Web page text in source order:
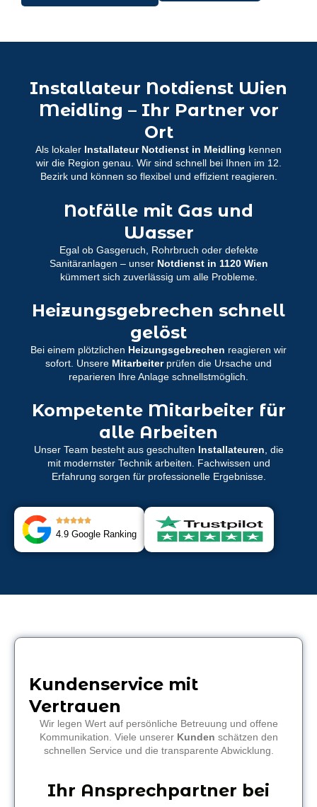
Installateur Notdienst Wien
Meidling – Ihr Partner vor
Ort
Als lokaler Installateur Notdienst in Meidling kennen
wir die Region genau. Wir sind schnell bei Ihnen im 12.
Bezirk und können so flexibel und effizient reagieren.
Notfälle mit Gas und
Wasser
Egal ob Gasgeruch, Rohrbruch oder defekte
Sanitäranlagen – unser Notdienst in 1120 Wien
kümmert sich zuverlässig um alle Probleme.
Heizungsgebrechen schnell
gelöst
Bei einem plötzlichen Heizungsgebrechen reagieren wir
sofort. Unsere Mitarbeiterprüfen die Ursache und
reparieren Ihre Anlage schnellstmöglich.
Kompetente Mitarbeiter für
alle Arbeiten
Unser Team besteht aus geschulten Installateuren, die
mit modernster Technik arbeiten. Fachwissen und
Erfahrung sorgen für professionelle Ergebnisse.
4.9 Google Ranking
Kundenservice mit
Vertrauen
Wir legen Wert auf persönliche Betreuung und offene
Kommunikation. Viele unserer Kunden schätzen den
schnellen Service und die transparente Abwicklung.
Ihr Ansprechpartner bei